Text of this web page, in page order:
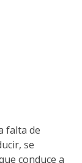
falta de
se
conduce a